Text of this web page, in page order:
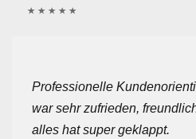
Professionelle
war sehr zufrieden,
alles hat super geklappt.